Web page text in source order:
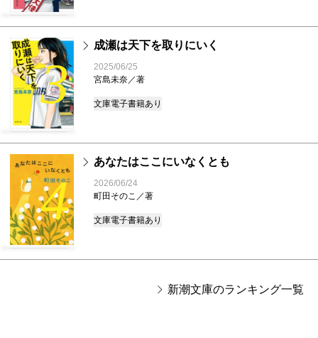
3
成瀬は天下を取りにいく
2025/06/25
宮島未奈／著
文庫電子書籍あり
4
あなたはここにいなくとも
2026/06/24
町田そのこ／著
文庫電子書籍あり
新潮文庫のランキング一覧